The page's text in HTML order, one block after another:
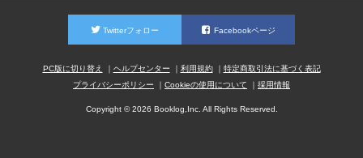
Twitterフォロー Facebookページ
PC版に切り替え ヘルプセンター 利用規約
特定商取引法に基づく表記
プライバシーポリシー
Cookieの使用について 採用情報
Copyright © 2026 Booklog,Inc. All Rights Reserved.